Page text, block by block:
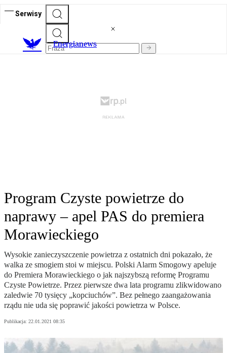
Serwisy
Energianews
Program Czyste powietrze do
naprawy – apel PAS do premiera
Morawieckiego
Wysokie zanieczyszczenie powietrza z ostatnich dni pokazało, że
walka ze smogiem stoi w miejscu. Polski Alarm Smogowy apeluje
do Premiera Morawieckiego o jak najszybszą reformę Programu
Czyste Powietrze. Przez pierwsze dwa lata programu zlikwidowano
zaledwie 70 tysięcy „kopciuchów”. Bez pełnego zaangażowania
rządu nie uda się poprawić jakości powietrza w Polsce.
Publikacja: 22.01.2021 08:35